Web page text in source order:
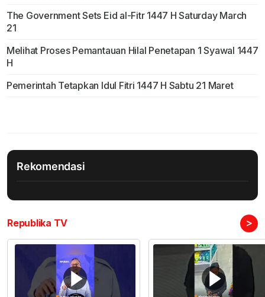
The Government Sets Eid al-Fitr 1447 H Saturday March
21
Melihat Proses Pemantauan Hilal Penetapan 1 Syawal 1447
H
Pemerintah Tetapkan Idul Fitri 1447 H Sabtu 21 Maret
Rekomendasi
Republika TV >